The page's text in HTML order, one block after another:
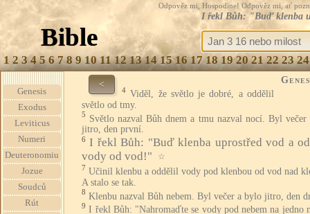
Odpověz mi, Hospodine! Odpověz mi, ať
I řekl Bůh: "Buď klenba
Bible
1 2 3 4 5 6 7 8 9 10 11 12 13 14 15 16 17 18 19 20 21 22 23 24
Genesis
Exodus
Leviticus
Numeri
Deuteronomiu
Jozue
Soudců
Rút
<
4 Viděl, že světlo je dobré, a oddělil
světlo od tmy.
5 Světlo nazval Bůh dnem a tmu nazval nocí. Byl večer
jitro, den první.
6 I řekl Bůh: "Buď klenba uprostřed vod a
vody od vod!"
☆
7 Učinil klenbu a oddělil vody pod klenbou od vod nad
A stalo se tak.
8 Klenbu nazval Bůh nebem. Byl večer a bylo jitro, den
9 I řekl Bůh: "Nahromaďte se vody pod nebem na jedno